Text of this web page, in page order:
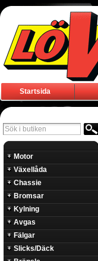
Startsida
Motor
Växellåda
Chassie
Bromsar
Kylning
Avgas
Fälgar
Slicks/Däck